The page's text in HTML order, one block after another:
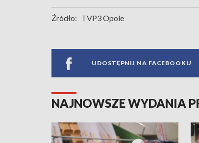
Źródło: TVP3 Opole
UDOSTĘPNIJ NA FACEBOOKU
NAJNOWSZE WYDANIA